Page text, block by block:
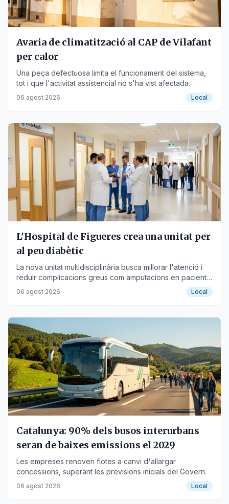
Avaria de climatització al CAP de Vilafant
per calor
Una peça defectuosa limita el funcionament del sistema,
tot i que l'activitat assistencial no s'ha vist afectada.
06 agost 2026 Local
L'Hospital de Figueres crea una unitat per
al peu diabètic
La nova unitat multidisciplinària busca millorar l'atenció i
reduir complicacions greus com amputacions en pacients
de l'Alt Empordà.
06 agost 2026 Local
Catalunya: 90% dels busos interurbans
seran de baixes emissions el 2029
Les empreses renoven flotes a canvi d'allargar
concessions, superant les previsions inicials del Govern.
06 agost 2026 Local